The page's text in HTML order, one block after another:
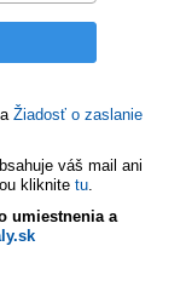
Žiadosť o zaslanie
váš mail ani
kliknite tu.
umiestnenia a